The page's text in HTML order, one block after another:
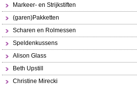
Markeer- en Strijkstiften
(garen)Pakketten
Scharen en Rolmessen
Speldenkussens
Alison Glass
Beth Upstill
Christine Mirecki